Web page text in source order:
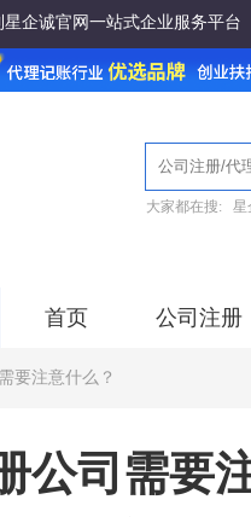
星企诚官网一站式企业服务平台
大家都在搜: 星
首页 公司注册
要注意什么？
公司需要